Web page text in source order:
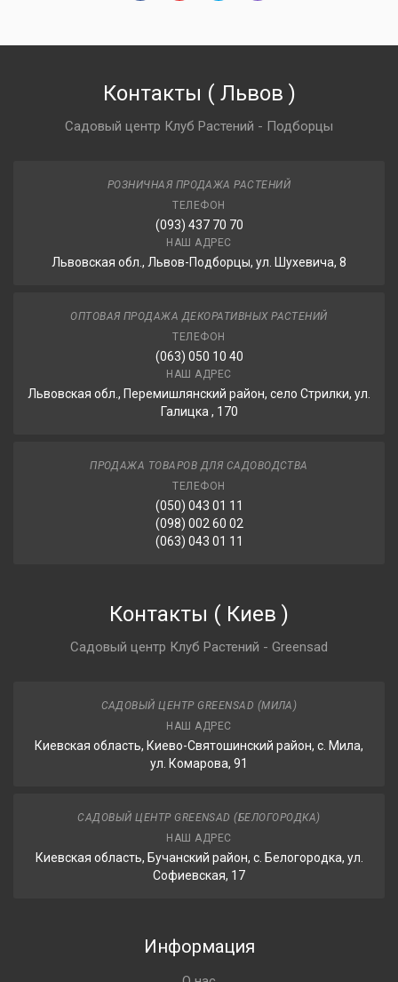
Контакты ( Львов )
Садовый центр Клуб Растений - Подборцы
РОЗНИЧНАЯ ПРОДАЖА РАСТЕНИЙ
ТЕЛЕФОН
(093) 437 70 70
НАШ АДРЕС
Львовская обл., Львов-Подборцы, ул. Шухевича, 8
ОПТОВАЯ ПРОДАЖА ДЕКОРАТИВНЫХ РАСТЕНИЙ
ТЕЛЕФОН
(063) 050 10 40
НАШ АДРЕС
Львовская обл., Перемишлянский район, село Стрилки, ул.
Галицка , 170
ПРОДАЖА ТОВАРОВ ДЛЯ САДОВОДСТВА
ТЕЛЕФОН
(050) 043 01 11
(098) 002 60 02
(063) 043 01 11
Контакты ( Киев )
Садовый центр Клуб Растений - Greensad
САДОВЫЙ ЦЕНТР GREENSAD (МИЛА)
НАШ АДРЕС
Киевская область, Киево-Святошинский район, с. Мила,
ул. Комарова, 91
САДОВЫЙ ЦЕНТР GREENSAD (БЕЛОГОРОДКА)
НАШ АДРЕС
Киевская область, Бучанский район, с. Белогородка, ул.
Софиевская, 17
Информация